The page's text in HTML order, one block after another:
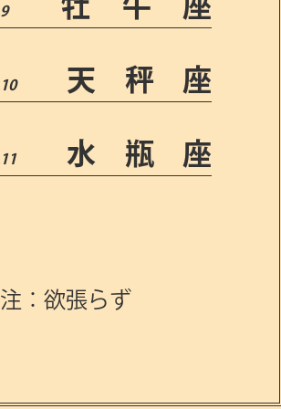
天秤座
水瓶座
注：欲張らず